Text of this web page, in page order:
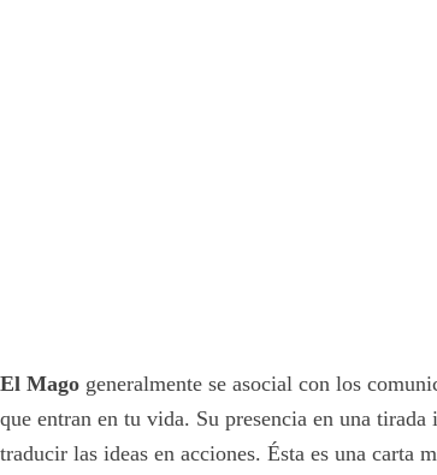
El Mago generalmente se asocial con los
que entran en tu vida. Su presencia en una
traducir las ideas en acciones. Ésta es una carta